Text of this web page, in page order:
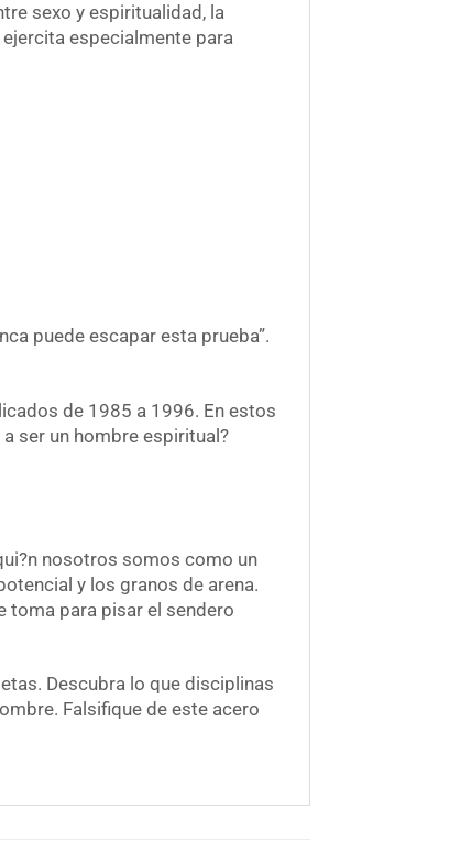
sexo y espiritualidad, la
especialmente para
puede escapar esta prueba”.
de 1985 a 1996. En estos
ser un hombre espiritual?
nosotros somos como un
y los granos de arena.
toma para pisar el sendero
Descubra lo que disciplinas
Falsifique de este acero